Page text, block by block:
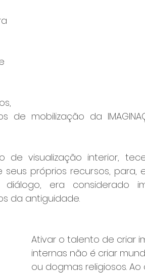
de visualização interior,
próprios recursos, para,
era considerado
da antiguidade.
Ativar o talento de criar
internas não é criar
ou dogmas religiosos.